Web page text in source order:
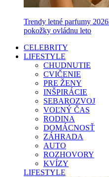
Trendy letné parfumy
pokožky ovládnu leto
CELEBRITY
LIFESTYLE
CHUDNUTIE
CVIČENIE
PRE ŽENY
INŠPIRÁCIE
SEBAROZVOJ
VOĽNÝ ČAS
RODINA
DOMÁCNOSŤ
ZÁHRADA
AUTO
ROZHOVORY
KVÍZY
LIFESTYLE